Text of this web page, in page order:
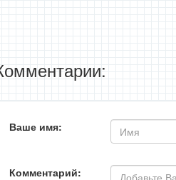
Ваше имя:
Комментарий: